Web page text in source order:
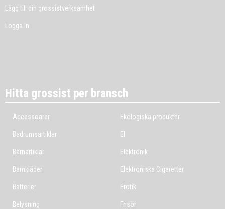
Lägg till din grossistverksamhet
Logga in
Hitta grossist per bransch
Accessoarer
Badrumsartiklar
Barnartiklar
Barnkläder
Batterier
Belysning
Ekologiska produkter
El
Elektronik
Elektroniska Cigaretter
Erotik
Frisör